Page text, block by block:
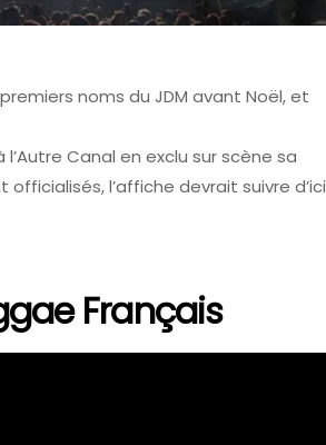
noms du JDM avant Noël, et
Canal en exclu sur scène sa
l’affiche devrait suivre d’ici
Français
TOMORROWLAND